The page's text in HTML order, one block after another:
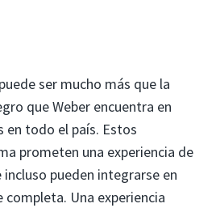
ser mucho más que la
que Weber encuentra en
en todo el país. Estos
prometen una experiencia de
pueden integrarse en
completa. Una experiencia